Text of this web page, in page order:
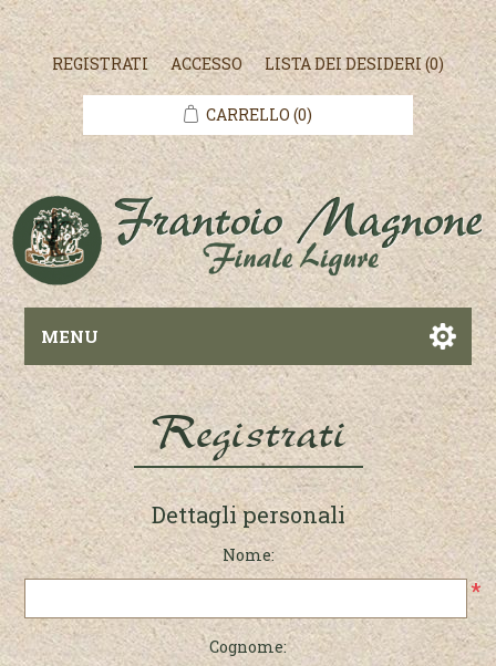
REGISTRATI ACCESSO LISTA DEI DESIDERI(0)
CARRELLO (0)
MENU
Registrati
Dettagli personali
Nome:
*
Cognome: